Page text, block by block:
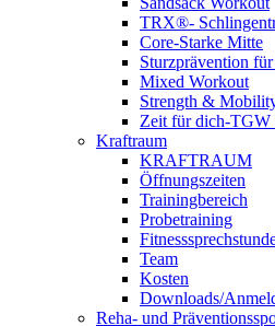
TRX®-
Core-Starke Mitte
Sturzprävention
Mixed Workout
Strength &
Zeit für dich-TGW
Kraftraum
KRAFTRAUM
Öffnungszeiten
Trainingbereich
Probetraining
Team
Kosten
Downloads/
Reha- und